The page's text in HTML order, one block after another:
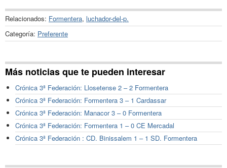
Relacionados: Formentera, luchador-del-p.
Categoría: Preferente
Más noticias que te pueden interesar
Crónica 3ª Federación: Llosetense 2 – 2 Formentera
Crónica 3ª Federación: Formentera 3 – 1 Cardassar
Crónica 3ª Federación: Manacor 3 – 0 Formentera
Crónica 3ª Federación: Formentera 1 – 0 CE Mercadal
Crónica 3ª Federación : CD. Binissalem 1 – 1 SD. Formentera